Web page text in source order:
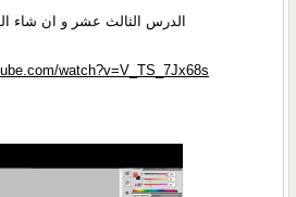
الدرس الثالث عشر و ان شاء
watch?v=V_TS_7Jx68s